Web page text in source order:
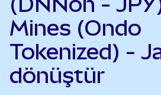
Mines (Ondo
Tokenized) -
dönüştür